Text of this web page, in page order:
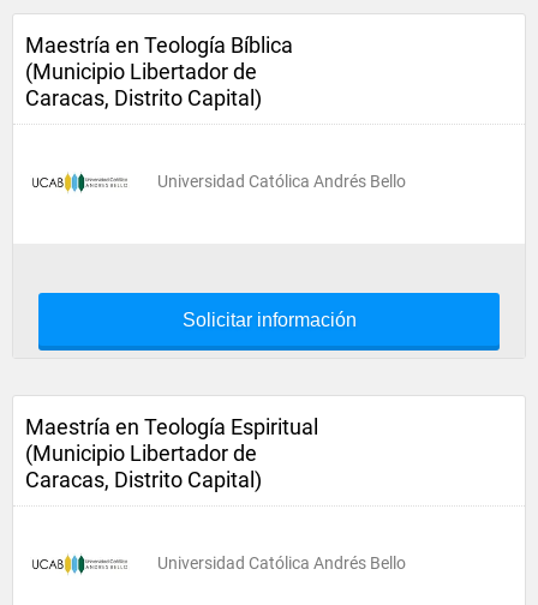
Maestría en Teología Bíblica
(Municipio Libertador de
Caracas, Distrito Capital)
Universidad Católica Andrés Bello
Solicitar información
Maestría en Teología Espiritual
(Municipio Libertador de
Caracas, Distrito Capital)
Universidad Católica Andrés Bello